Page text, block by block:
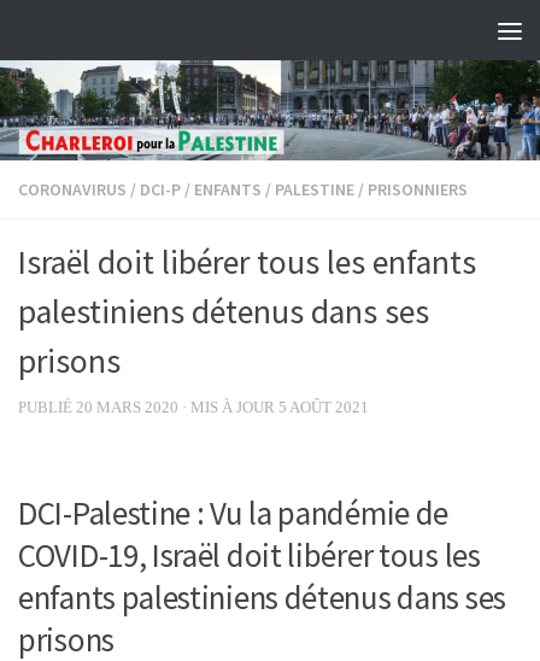
CORONAVIRUS / DCI-P / ENFANTS / PALESTINE / PRISONNIERS
Israël doit libérer tous les enfants
palestiniens détenus dans ses
prisons
PUBLIÉ 20 MARS 2020 · MIS À JOUR 5 AOÛT 2021
DCI-Palestine : Vu la pandémie de
COVID-19, Israël doit libérer tous les
enfants palestiniens détenus dans ses
prisons